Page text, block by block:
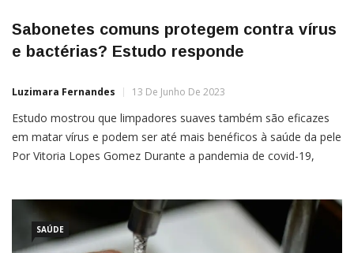
Sabonetes comuns protegem contra vírus
e bactérias? Estudo responde
Luzimara Fernandes 13 De Junho De 2023
Estudo mostrou que limpadores suaves também são eficazes
em matar vírus e podem ser até mais benéficos à saúde da pele
Por Vitoria Lopes Gomez Durante a pandemia de covid-19,
também se
SAÚDE